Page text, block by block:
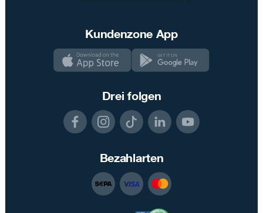
Kundenzone App
Drei folgen
Bezahlarten